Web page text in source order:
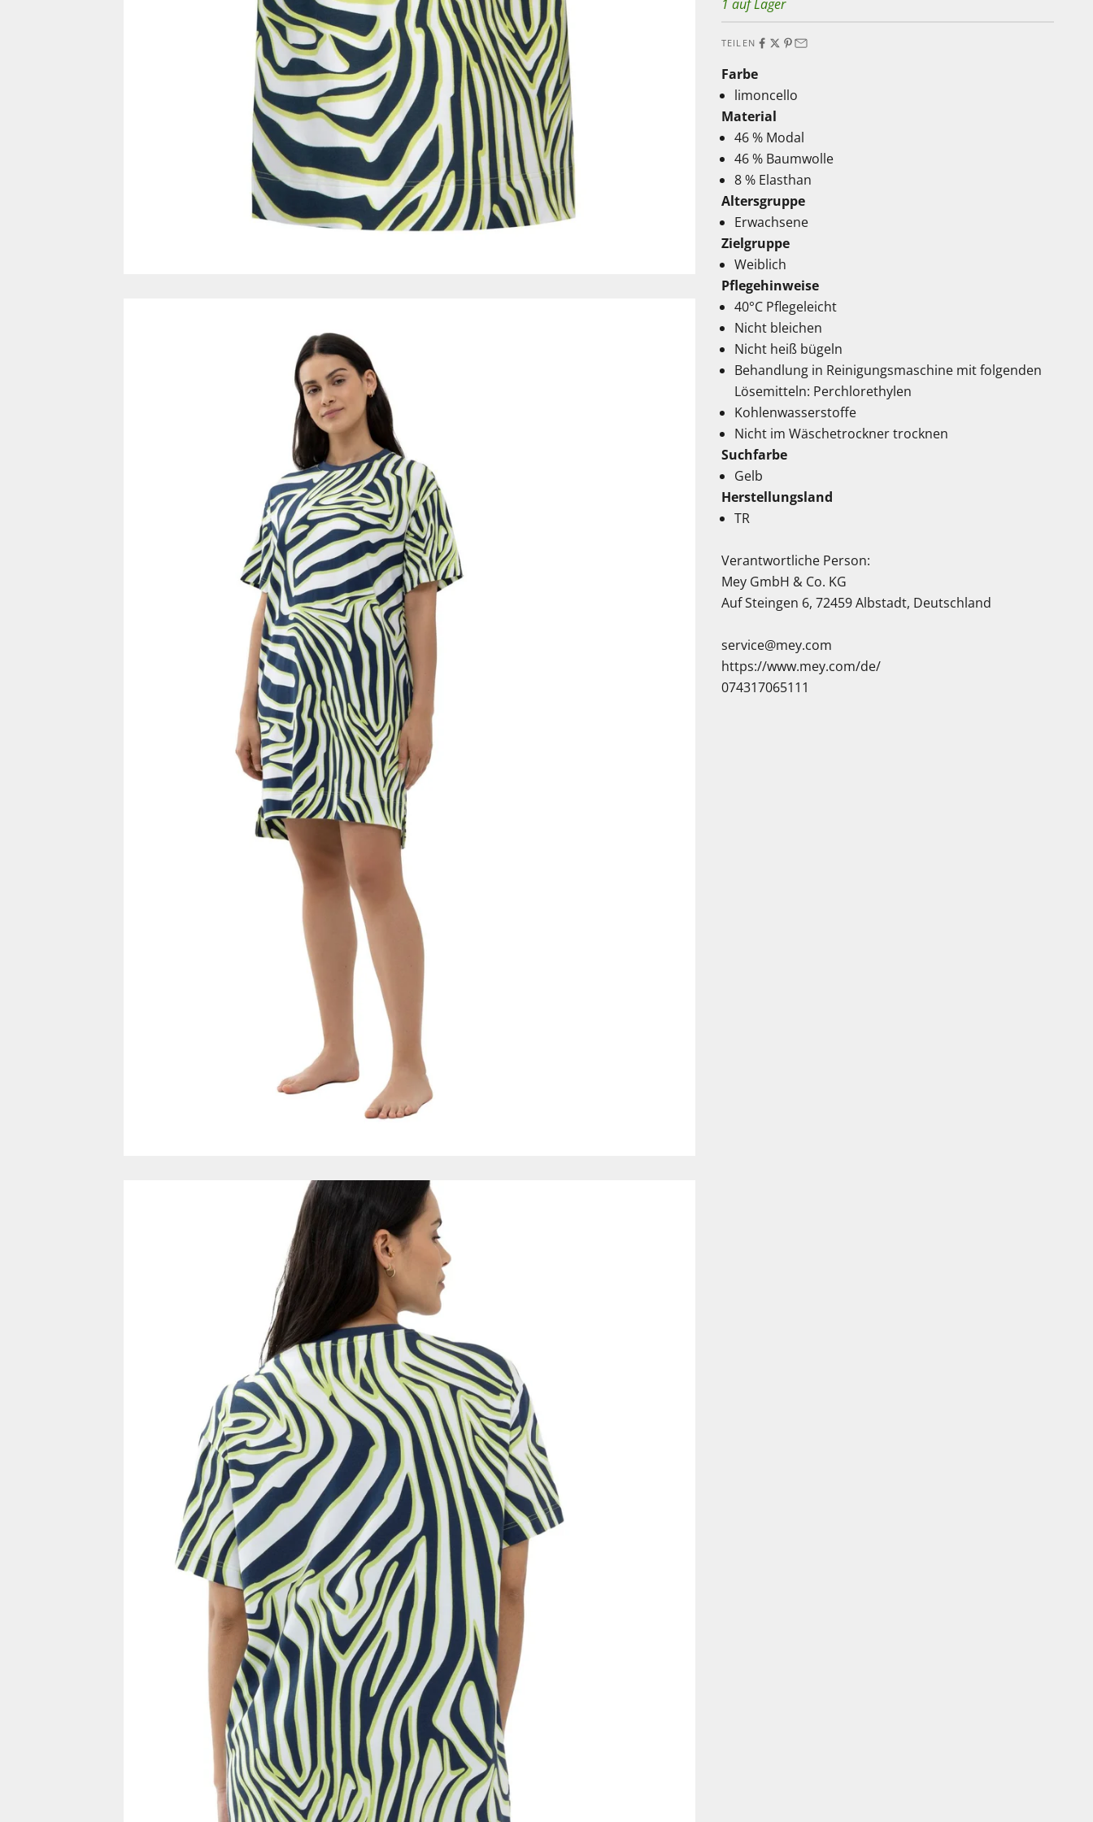
1 auf Lager
TEILEN
Farbe
limoncello
Material
46 % Modal
46 % Baumwolle
8 % Elasthan
Altersgruppe
Erwachsene
Zielgruppe
Weiblich
Pflegehinweise
40°C Pflegeleicht
Nicht bleichen
Nicht heiß bügeln
Behandlung in Reinigungsmaschine mit folgenden
Lösemitteln: Perchlorethylen
Kohlenwasserstoffe
Nicht im Wäschetrockner trocknen
Suchfarbe
Gelb
Herstellungsland
TR
Verantwortliche Person:
Mey GmbH & Co. KG
Auf Steingen 6, 72459 Albstadt, Deutschland
service@mey.com
https://www.mey.com/de/
074317065111